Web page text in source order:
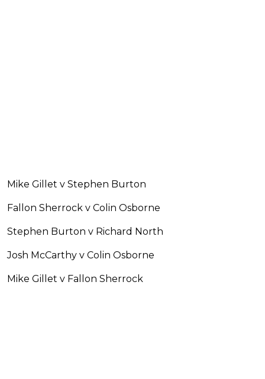
Mike Gillet v Stephen Burton
Fallon Sherrock v Colin Osborne
Stephen Burton v Richard North
Josh McCarthy v Colin Osborne
Mike Gillet v Fallon Sherrock